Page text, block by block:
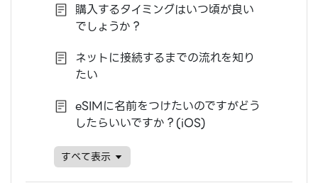
購入するタイミングはいつ頃が良い
でしょうか？
ネットに接続するまでの流れを知り
たい
eSIMに名前をつけたいのですがどう
したらいいですか？(iOS)
すベて表示